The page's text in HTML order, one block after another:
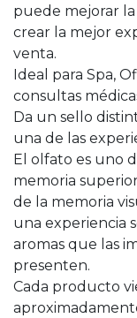
puede mejorar
crear la mejor
venta.
Ideal para Spa,
consultas
Da un sello
una de las
El olfato es uno
memoria
de la memoria
una experiencia
aromas que las
presenten.
Cada producto